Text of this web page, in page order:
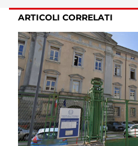
ARTICOLI CORRELATI